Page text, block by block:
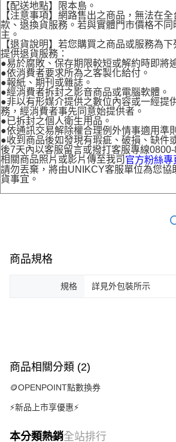
【配送地點】限本島。
【注意事項】網路售出之商品，無法在
款、退換貨服務。若與實體門市價格不
主。
【退貨說明】若您購買之商品或服務為
提供退貨服務：
●易於腐敗、保存期限較短或解約時即將
●依消費者要求所為之客製化給付。
●報紙、期刊或雜誌。
●經消費者拆封之影音商品或電腦軟體。
●非以有形媒介提供之數位內容或一經提
務，經消費者事先同意始提供者。
●已拆封之個人衛生用品。
●依通訊交易解除權合理例外情事適用準
●收到商品後如發現有瑕疵、破損、缺件
後7天內以客服留言或撥打客服專線
相關商品照片或影片傳至我司 官方粉絲專
請勿丟棄，將由UNIKCY客服單位為您協
貨事宜。
商品規格
規格 詳見外包裝所示
商品相關分類 (2)
🪙OPENPOINT點數換券
⚡新品上市享優惠⚡
本分類熱銷全站排行